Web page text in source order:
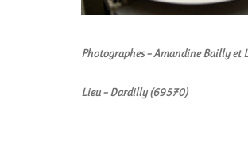
Photographes –Amandine Baillyet
Lieu – Dardilly (69570)